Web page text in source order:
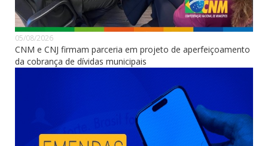
05/08/2026
CNM e CNJ firmam parceria em projeto de aperfeiçoamento
da cobrança de dívidas municipais